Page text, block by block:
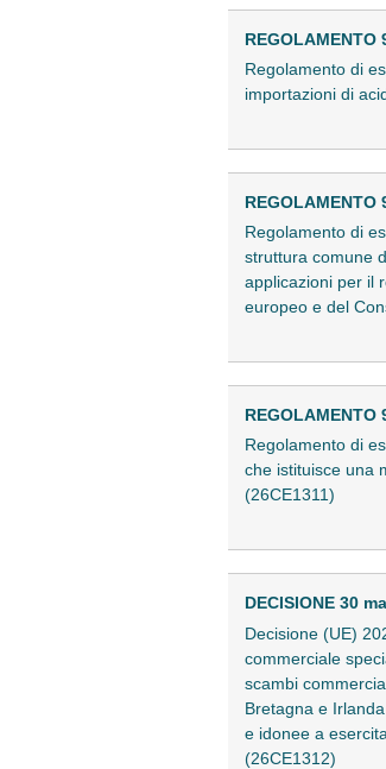
REGOLAMENTO
Regolamento di
importazioni di
REGOLAMENTO
Regolamento di
struttura comune
applicazioni per il
europeo e del
REGOLAMENTO
Regolamento di
che istituisce una
(26CE1311)
DECISIONE 30
Decisione (UE)
commerciale
scambi
Bretagna e
e idonee a
(26CE1312)